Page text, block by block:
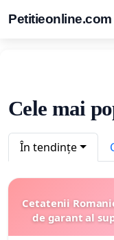
Petitieonline.com
Cele mai
În tendințe
Cetatenii
de garant al